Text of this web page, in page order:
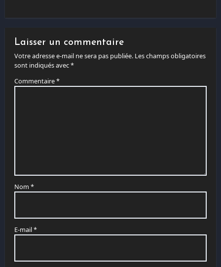
Laisser un commentaire
Votre adresse e-mail ne sera pas publiée. Les champs obligatoires
sont indiqués avec*
Commentaire*
Nom *
E-mail*